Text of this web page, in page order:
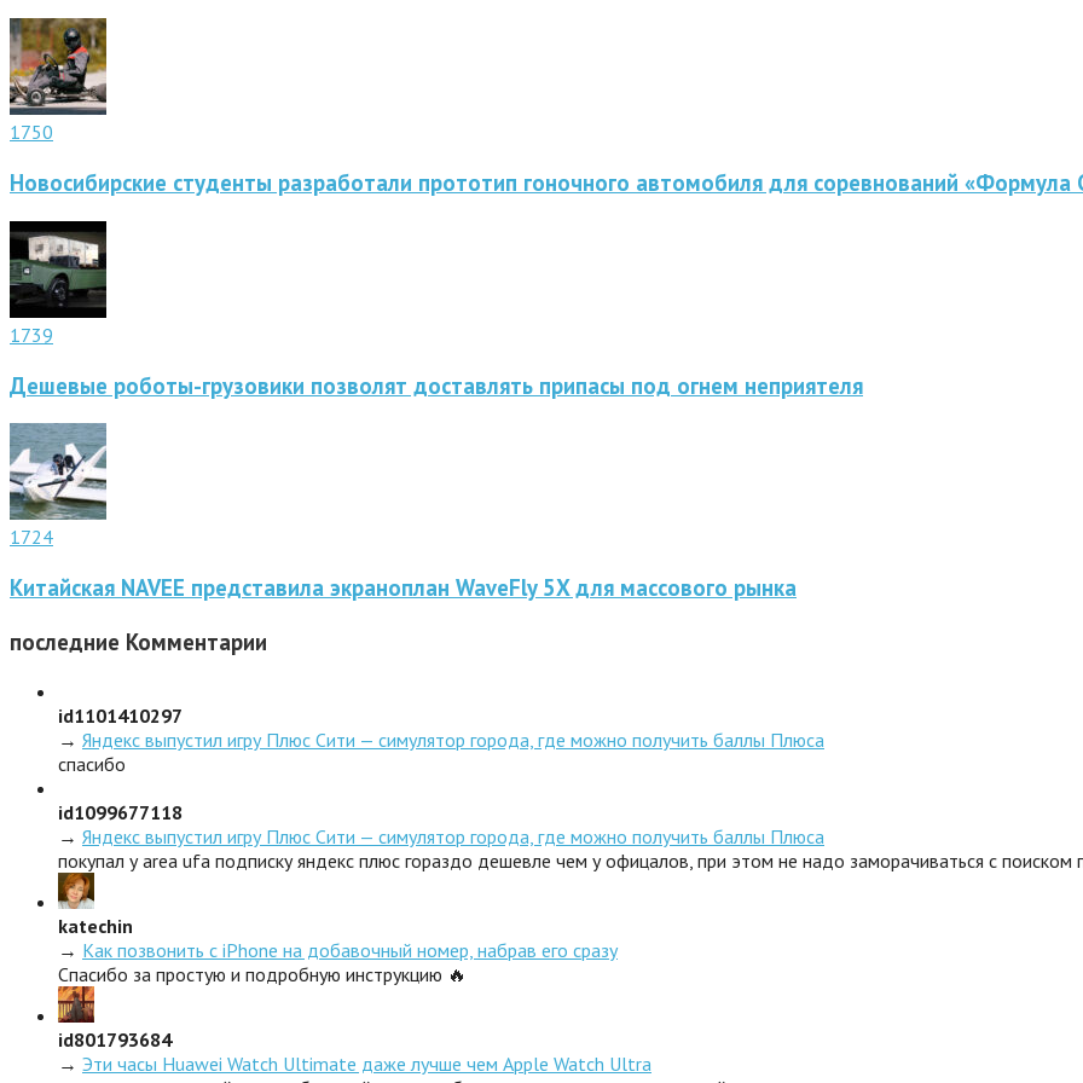
1750
Новосибирские студенты разработали прототип гоночного автомобиля для соревнований «Формула
1739
Дешевые роботы-грузовики позволят доставлять припасы под огнем неприятеля
1724
Китайская NAVEE представила экраноплан WaveFly 5X для массового рынка
последние Комментарии
id1101410297
→ Яндекс выпустил игру Плюс Сити — симулятор города, где можно получить баллы Плюса
спасибо
id1099677118
→ Яндекс выпустил игру Плюс Сити — симулятор города, где можно получить баллы Плюса
покупал у area ufa подписку яндекс плюс гораздо дешевле чем у офицалов, при этом не надо заморачиваться с поиском
katechin
→ Как позвонить с iPhone на добавочный номер, набрав его сразу
Спасибо за простую и подробную инструкцию 🔥
id801793684
→ Эти часы Huawei Watch Ultimate даже лучше чем Apple Watch Ultra